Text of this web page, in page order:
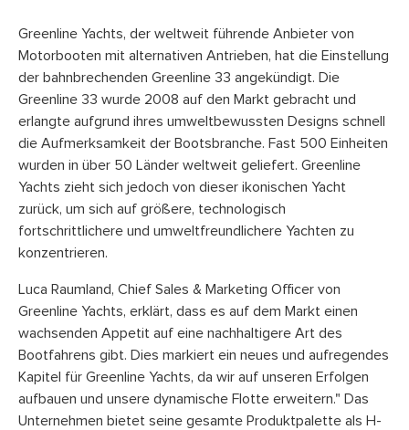
Greenline Yachts, der weltweit führende Anbieter von
Motorbooten mit alternativen Antrieben, hat die Einstellung
der bahnbrechenden Greenline 33 angekündigt. Die
Greenline 33 wurde 2008 auf den Markt gebracht und
erlangte aufgrund ihres umweltbewussten Designs schnell
die Aufmerksamkeit der Bootsbranche. Fast 500 Einheiten
wurden in über 50 Länder weltweit geliefert. Greenline
Yachts zieht sich jedoch von dieser ikonischen Yacht
zurück, um sich auf größere, technologisch
fortschrittlichere und umweltfreundlichere Yachten zu
konzentrieren.
Luca Raumland, Chief Sales & Marketing Officer von
Greenline Yachts, erklärt, dass es auf dem Markt einen
wachsenden Appetit auf eine nachhaltigere Art des
Bootfahrens gibt. Dies markiert ein neues und aufregendes
Kapitel für Greenline Yachts, da wir auf unseren Erfolgen
aufbauen und unsere dynamische Flotte erweitern." Das
Unternehmen bietet seine gesamte Produktpalette als H-